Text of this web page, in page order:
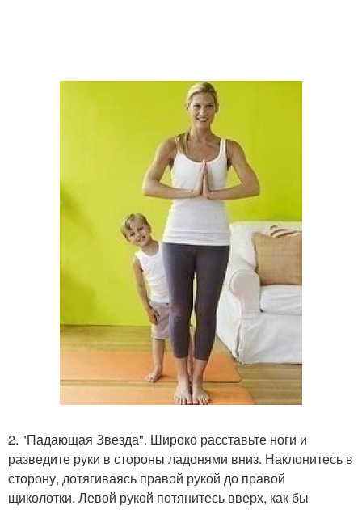
2. "Падающая Звезда". Широко расставьте ноги и
разведите руки в стороны ладонями вниз. Наклонитесь в
сторону, дотягиваясь правой рукой до правой
щиколотки. Левой рукой потянитесь вверх, как бы